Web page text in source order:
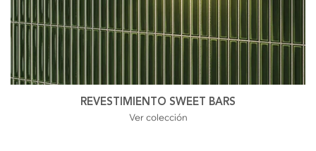
REVESTIMIENTO SWEET BARS
Ver colección